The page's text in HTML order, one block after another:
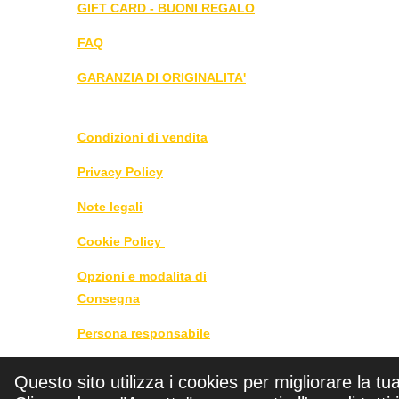
Questo sito utilizza i cookies per migliorare la
GIFT CARD - BUONI REGALO
FAQ
GARANZIA DI ORIGINALITA'
Condizioni di vendita
Privacy Policy
Note legali
Cookie Policy
Opzioni e modalita di
Consegna
Persona responsabile
CLICCA QUI